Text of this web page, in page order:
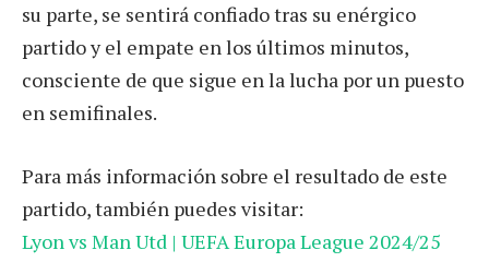
su parte, se sentirá confiado tras su enérgico
partido y el empate en los últimos minutos,
consciente de que sigue en la lucha por un puesto
en semifinales.
Para más información sobre el resultado de este
partido, también puedes visitar:
Lyon vs Man Utd | UEFA Europa League 2024/25